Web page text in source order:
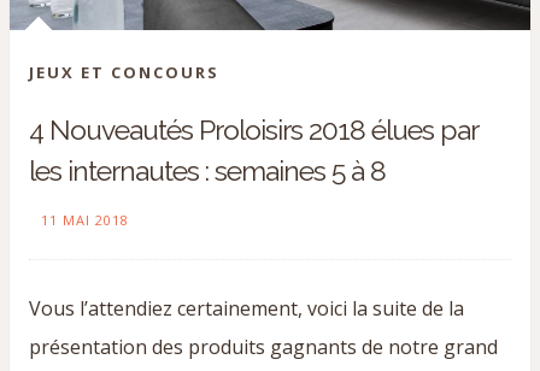
JEUX ET CONCOURS
4 Nouveautés Proloisirs 2018 élues par
les internautes : semaines 5 à 8
11 MAI 2018
Vous l’attendiez certainement, voici la suite de la
présentation des produits gagnants de notre grand